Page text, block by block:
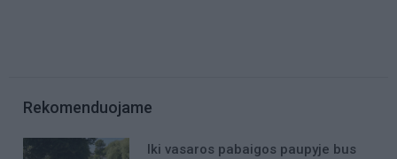
Rekomenduojame
Iki vasaros pabaigos paupyje bus